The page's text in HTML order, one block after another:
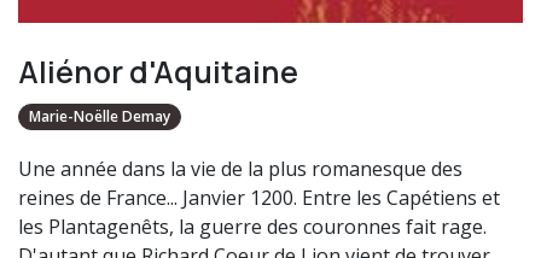
Aliénor d'Aquitaine
Marie-Noëlle Demay
Une année dans la vie de la plus romanesque des
reines de France... Janvier 1200. Entre les Capétiens et
les Plantagenêts, la guerre des couronnes fait rage.